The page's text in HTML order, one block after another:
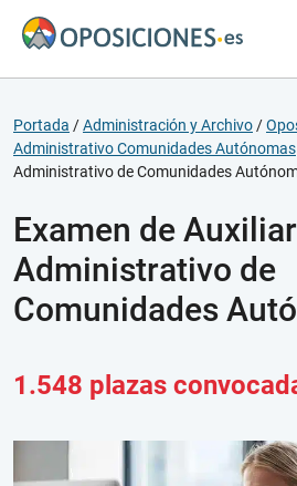
Portada /Administración y Archivo /
Administrativo Comunidades Autónomas
Administrativo de Comunidades
Examen de Auxiliar
Administrativo de
Comunidades
1.548 plazas